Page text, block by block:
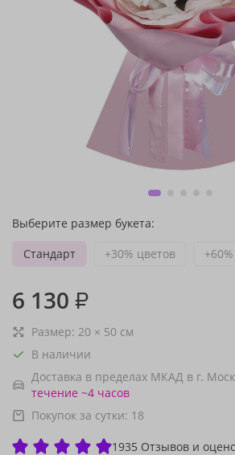
Выберите размер букета:
Стандарт
+30% цветов
6 130 ₽
Размер: 20 × 50 см
В наличии
Доставка в пределах МКАД в г.
течение ~4 часов
Покупок за сутки: 18
1935 Отзывов и